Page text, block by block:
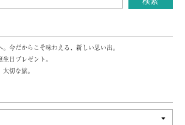
今だからこそ味わえる、新しい思い出。
日プレゼント。
切な旅。